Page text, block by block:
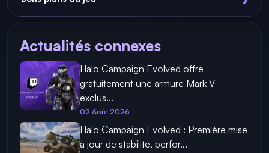
Actualités connexes
Halo Campaign Evolved offre
gratuitement une armure Mark V
exclus...
02 Août 2026
Halo Campaign Evolved : Première mise
à jour de stabilité, perfor...